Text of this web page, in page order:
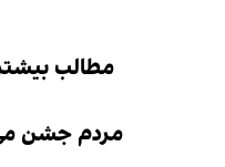
مطالب
مردم جشن